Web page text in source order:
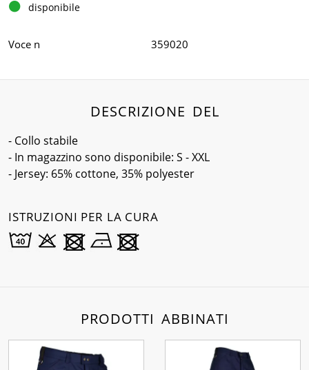
disponibile
Voce n 359020
DESCRIZIONE DEL
- Collo stabile
- In magazzino sono disponibile: S - XXL
- Jersey: 65% cottone, 35% polyester
ISTRUZIONI PER LA CURA
PRODOTTI ABBINATI